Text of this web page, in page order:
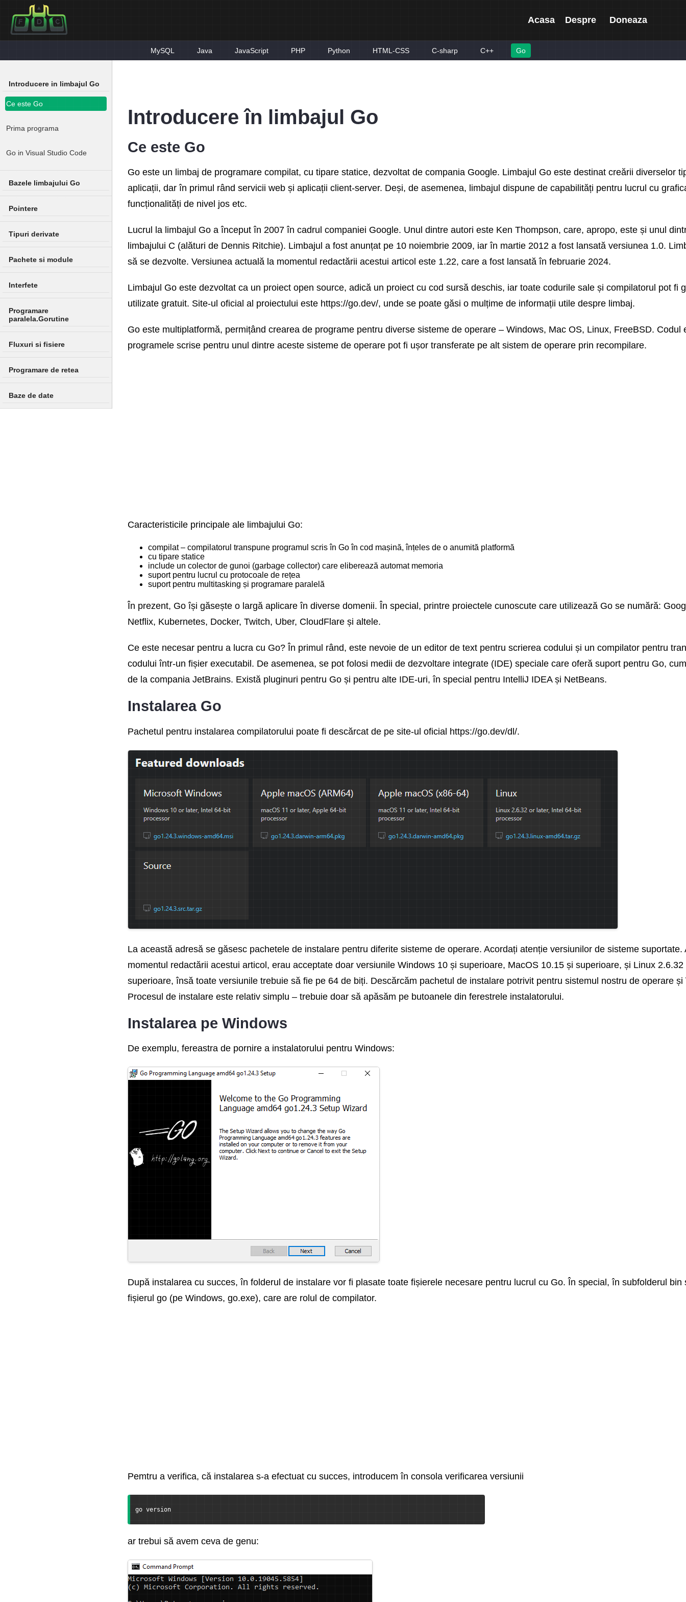
Acasa Despre Doneaza
MySQL Java JavaScript PHP Python HTML-CSS C-sharp C++ Go
Introducere in limbajul Go
Ce este Go
Prima programa
Go in Visual Studio Code
Bazele limbajului Go
Pointere
Tipuri derivate
Pachete si module
Interfete
Programare
paralela.Gorutine
Fluxuri si fisiere
Programare de retea
Baze de date
Introducere în limbajul Go
Ce este Go
Go este un limbaj de programare compilat, cu tipare statice, dezvoltat de compania Google. Limbajul Go este destinat creării diverselor
aplicații, dar în primul rând servicii web și aplicații client-server. Deși, de asemenea, limbajul dispune de capabilități pentru lucrul cu
funcționalități de nivel jos etc.
Lucrul la limbajul Go a început în 2007 în cadrul companiei Google. Unul dintre autori este Ken Thompson, care, apropo, este și unul
limbajului C (alături de Dennis Ritchie). Limbajul a fost anunțat pe 10 noiembrie 2009, iar în martie 2012 a fost lansată versiunea 1.0.
să se dezvolte. Versiunea actuală la momentul redactării acestui articol este 1.22, care a fost lansată în februarie 2024.
Limbajul Go este dezvoltat ca un proiect open source, adică un proiect cu cod sursă deschis, iar toate codurile sale și compilatorul pot fi
utilizate gratuit. Site-ul oficial al proiectului este https://go.dev/, unde se poate găsi o mulțime de informații utile despre limbaj.
Go este multiplatformă, permițând crearea de programe pentru diverse sisteme de operare – Windows, Mac OS, Linux, FreeBSD. Codul
programele scrise pentru unul dintre aceste sisteme de operare pot fi ușor transferate pe alt sistem de operare prin recompilare.
Caracteristicile principale ale limbajului Go:
compilat – compilatorul transpune programul scris în Go în cod mașină, înțeles de o anumită platformă
cu tipare statice
include un colector de gunoi (garbage collector) care eliberează automat memoria
suport pentru lucrul cu protocoale de rețea
suport pentru multitasking și programare paralelă
În prezent, Go își găsește o largă aplicare în diverse domenii. În special, printre proiectele cunoscute care utilizează Go se numără:
Netflix, Kubernetes, Docker, Twitch, Uber, CloudFlare și altele.
Ce este necesar pentru a lucra cu Go? În primul rând, este nevoie de un editor de text pentru scrierea codului și un compilator pentru
codului într-un fișier executabil. De asemenea, se pot folosi medii de dezvoltare integrate (IDE) speciale care oferă suport pentru Go,
de la compania JetBrains. Există pluginuri pentru Go și pentru alte IDE-uri, în special pentru IntelliJ IDEA și NetBeans.
Instalarea Go
Pachetul pentru instalarea compilatorului poate fi descărcat de pe site-ul oficial https://go.dev/dl/.
La această adresă se găsesc pachetele de instalare pentru diferite sisteme de operare. Acordați atenție versiunilor de sisteme suportate.
momentul redactării acestui articol, erau acceptate doar versiunile Windows 10 și superioare, MacOS 10.15 și superioare, și Linux 2.6.32
superioare, însă toate versiunile trebuie să fie pe 64 de biți. Descărcăm pachetul de instalare potrivit pentru sistemul nostru de operare și
Procesul de instalare este relativ simplu – trebuie doar să apăsăm pe butoanele din ferestrele instalatorului.
Instalarea pe Windows
De exemplu, fereastra de pornire a instalatorului pentru Windows:
După instalarea cu succes, în folderul de instalare vor fi plasate toate fișierele necesare pentru lucrul cu Go. În special, în subfolderul bin
fișierul go (pe Windows, go.exe), care are rolul de compilator.
Pemtru a verifica, că instalarea s-a efectuat cu succes, introducem în consola verificarea versiunii
go version
ar trebui să avem ceva de genu: